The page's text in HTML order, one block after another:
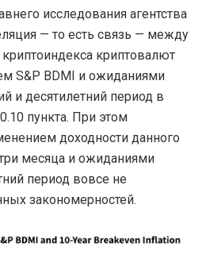
исследования агентства
— то есть связь — между
криптовалют
S&P BDMI и ожиданиями
и десятилетний период в
пункта. При этом
доходности данного
месяца и ожиданиями
период вовсе не
закономерностей.